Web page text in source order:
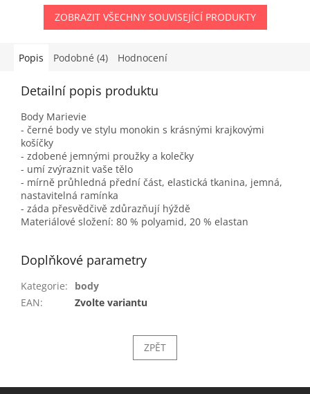
ZOBRAZIT VŠECHNY SOUVISEJÍCÍ PRODUKTY
Popis Podobné (4) Hodnocení
Detailní popis produktu
Body Marievie
- černé body ve stylu monokin s krásnými krajkovými
košíčky
- zdobené jemnými proužky a kolečky
- umí zvýraznit vaše tělo
- mírně průhledná přední část, elastická tkanina, jemná,
nastavitelná ramínka
- záda přesvědčivě zdůrazňují hýždě
Materiálové složení: 80 % polyamid, 20 % elastan
Doplňkové parametry
Kategorie:
body
EAN: Zvolte variantu
ZPĚT